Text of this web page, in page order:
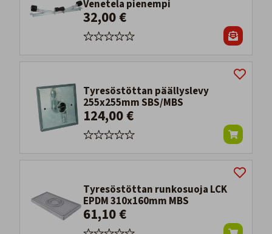
Venetela pienempi
32,00 €
Tyresöstöttan päällyslevy
255x255mm SBS/MBS
124,00 €
Tyresöstöttan runkosuoja LCK
EPDM 310x160mm MBS
61,10 €